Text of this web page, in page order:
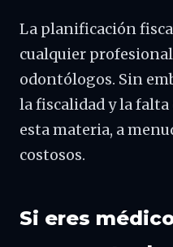
La planificación
cualquier
odontólogos. Sin
la fiscalidad y la
esta materia, a
costosos.
Si eres